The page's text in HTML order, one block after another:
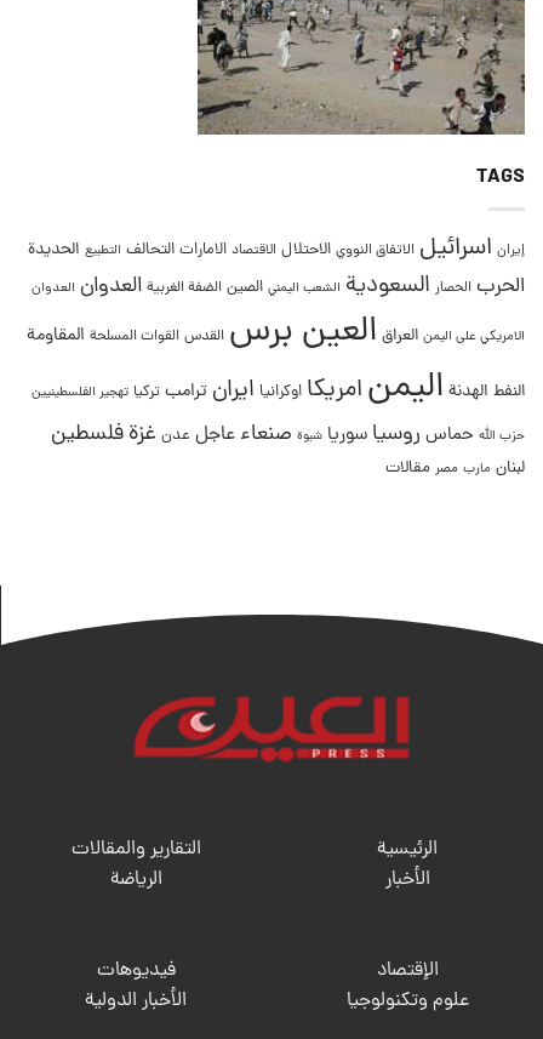
TAGS
إيران اسرائيل الاتفاق النووي الاحتلال الاقتصاد الامارات التحالف التطبيع الحديدة
الحرب الحصار السعودية الشعب اليمني الصين الضفة الغربية العدوان العدوان
الامريكي على اليمن العراق العين برس القدس القوات المسلحة المقاومة
النفط الهدنة اليمنامريكا اوكرانيا ايران ترامب تركيا تهجير الفلسطينيين
حزب الله حماس روسيا سوريا شبوة صنعاء عاجل عدن غزةفلسطين
لبنان مارب مصر مقالات
الرئيسية
الأخبار
التقارير والمقالات
الریاضة
الإقتصاد
علوم وتكنولوجيا
فيديوهات
الأخبار الدولية